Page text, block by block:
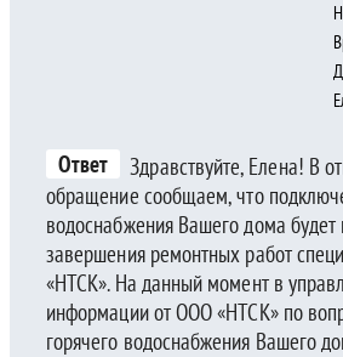
Ответ
Здравствуйте, Елена! В
обращение сообщаем, что
водоснабжения Вашего дома будет
завершения ремонтных работ
«НТСК». На данный момент в
информации от ООО «НТСК» по
горячего водоснабжения Вашего